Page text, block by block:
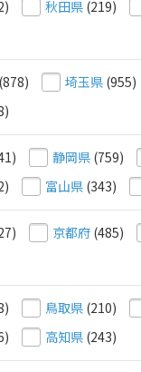
秋田県 (219)
(878) 埼玉県 (955)
静岡県 (759)
富山県 (343)
京都府 (485)
鳥取県 (210)
高知県 (243)